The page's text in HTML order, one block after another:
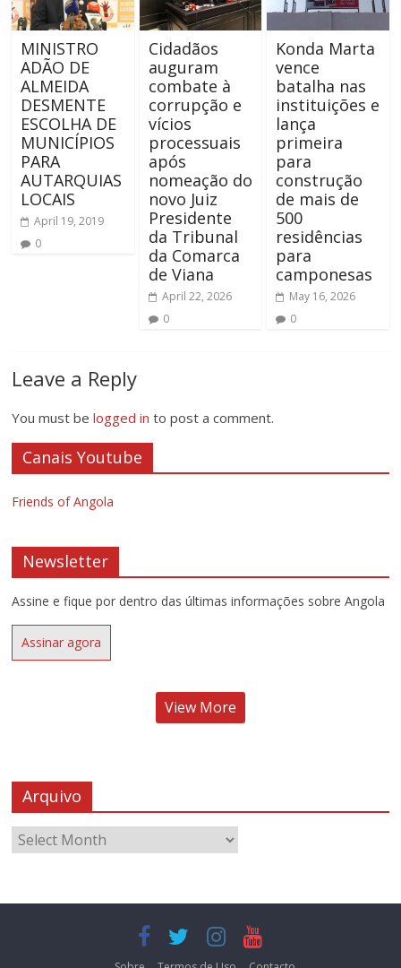
MINISTRO
ADÃO DE
ALMEIDA
DESMENTE
ESCOLHA DE
MUNICÍPIOS
PARA
AUTARQUIAS
LOCAIS
April 19, 2019
0
Cidadãos
auguram
combate à
corrupção e
vícios
processuais
após
nomeação do
novo Juiz
Presidente
da Tribunal
da Comarca
de Viana
April 22, 2026
0
Konda Marta
vence
batalha nas
instituições e
lança
primeira
para
construção
de mais de
500
residências
para
camponesas
May 16, 2026
0
Leave a Reply
You must belogged in to post a comment.
Canais Youtube
Friends of Angola
Newsletter
Assine e fique por dentro das últimas informações sobre Angola
Assinar agora
View More
Arquivo